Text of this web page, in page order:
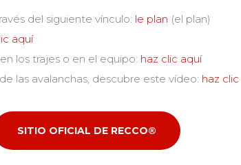
del siguiente vínculo: le plan (el plan)
aquí
los trajes o en el equipo: haz clic aquí
las avalanchas, descubre este vídeo: haz
SITIO OFICIAL DE RECCO®